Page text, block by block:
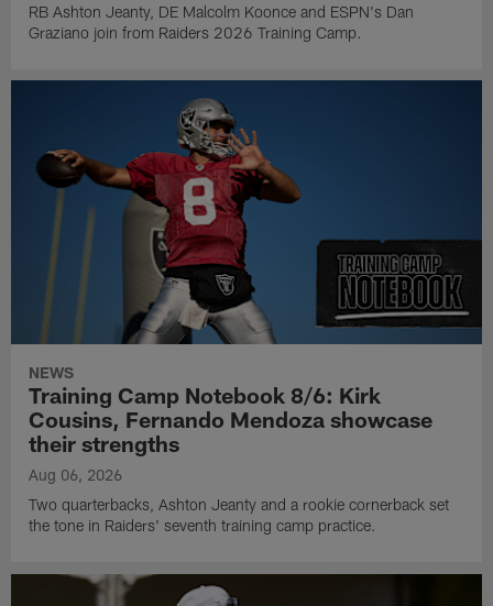
RB Ashton Jeanty, DE Malcolm Koonce and ESPN's Dan
Graziano join from Raiders 2026 Training Camp.
NEWS
Training Camp Notebook 8/6: Kirk
Cousins, Fernando Mendoza showcase
their strengths
Aug 06, 2026
Two quarterbacks, Ashton Jeanty and a rookie cornerback set
the tone in Raiders' seventh training camp practice.